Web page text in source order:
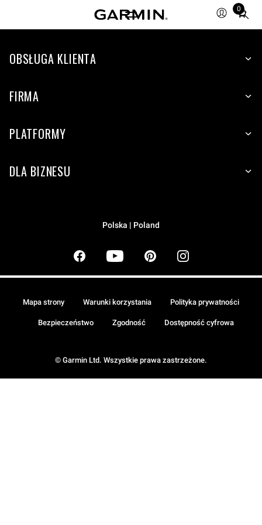
0
Total
items
cart:
OBSŁUGA KLIENTA
FIRMA
PLATFORMY
DLA BIZNESU
Polska | Poland
© Garmin Ltd. Wszystkie prawa zastrzeżone.
Mapa strony Warunki korzystania Polityka prywatności
Bezpieczeństwo Zgodność Dostępność cyfrowa